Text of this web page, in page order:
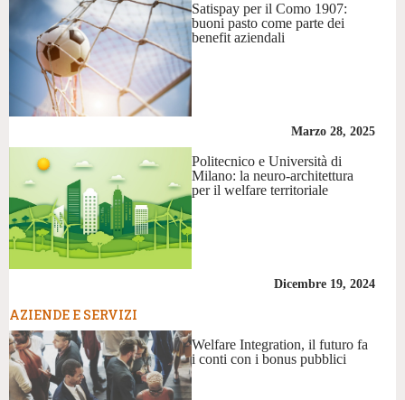
Satispay per il Como 1907:
buoni pasto come parte dei
benefit aziendali
Marzo 28, 2025
Politecnico e Università di
Milano: la neuro-architettura
per il welfare territoriale
Dicembre 19, 2024
AZIENDE E SERVIZI
Welfare Integration, il futuro fa
i conti con i bonus pubblici